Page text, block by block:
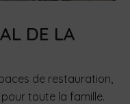
DE LA
de restauration,
toute la famille.